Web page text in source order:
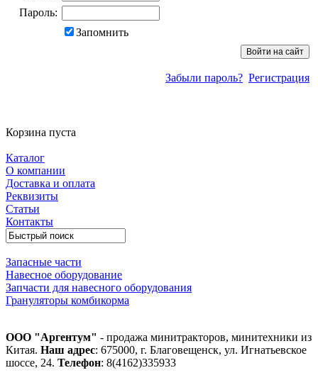
Пароль:
Запомнить
Забыли пароль? Регистрация
Корзина пуста
Каталог
О компании
Доставка и оплата
Реквизиты
Статьи
Контакты
Запасные части
Навесное оборудование
Запчасти для навесного оборудования
Грануляторы комбикорма
ООО "Аргентум" - продажа минитракторов, минитехники из
Китая. Наш адрес: 675000, г. Благовещенск, ул. Игнатьевское
шоссе, 24. Телефон: 8(4162)335933